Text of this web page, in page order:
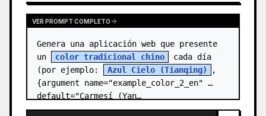
VER PROMPT COMPLETO
Genera una aplicación web que presente
un
color tradicional chino
cada día
(por ejemplo:
Azul Cielo (Tianqing)
,
{argument name="example_color_2_en"
default="Carmesí (Yan…